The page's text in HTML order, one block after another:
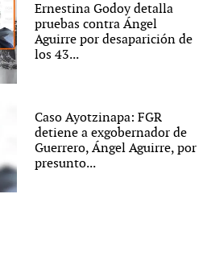
Ernestina Godoy detalla
pruebas contra Ángel
Aguirre por desaparición de
los 43...
Caso Ayotzinapa: FGR
detiene a exgobernador de
Guerrero, Ángel Aguirre, por
presunto...